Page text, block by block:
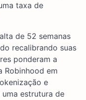
taxa de
de 52 semanas
recalibrando suas
ponderam a
Robinhood em
e
estrutura de